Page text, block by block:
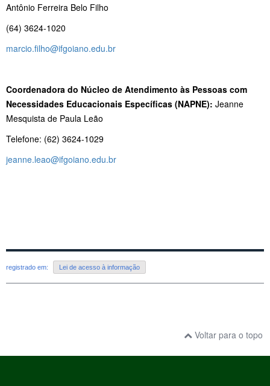
Antônio Ferreira Belo Filho
(64) 3624-1020
marcio.filho@ifgoiano.edu.br
Coordenadora do Núcleo de Atendimento às Pessoas com
Necessidades Educacionais Específicas (NAPNE): Jeanne
Mesquista de Paula Leão
Telefone: (62) 3624-1029
jeanne.leao@ifgoiano.edu.br
registrado em: Lei de acesso à informação
Voltar para o topo